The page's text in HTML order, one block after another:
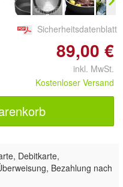
Sicherheitsdatenblatt
89,00 €
inkl. MwSt.
Kostenloser Versand
Debitkarte,
Bezahlung nach